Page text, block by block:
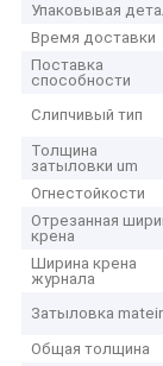
Упаковывая
Время доставки
Поставка
способности
Слипчивый тип
Толщина
затыловки um
Огнестойкости
Отрезанная
крена
Ширина крена
журнала
Затыловка
Общая толщина